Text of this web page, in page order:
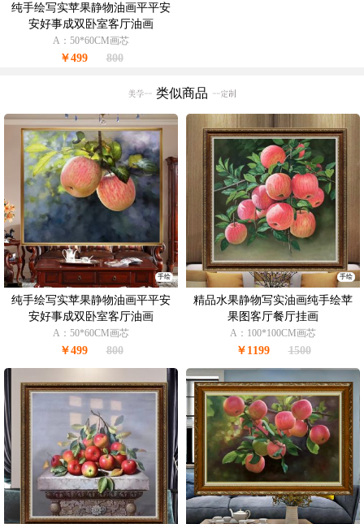
纯手绘写实苹果静物油画平平安
安好事成双卧室客厅油画
A：50*60CM画芯
￥499 800
类似商品
手绘
纯手绘写实苹果静物油画平平安
安好事成双卧室客厅油画
A：50*60CM画芯
￥499 800
手绘
精品水果静物写实油画纯手绘苹
果图客厅餐厅挂画
A：100*100CM画芯
￥1199 1500